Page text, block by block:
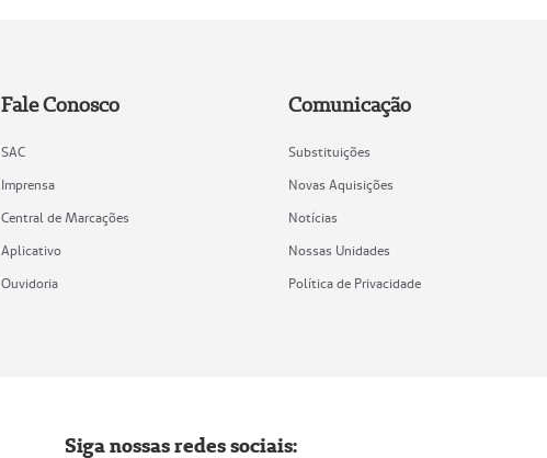
Fale Conosco
SAC
Imprensa
Central de Marcações
Aplicativo
Ouvidoria
Comunicação
Substituições
Novas Aquisições
Notícias
Nossas Unidades
Política de Privacidade
Siga nossas redes sociais: